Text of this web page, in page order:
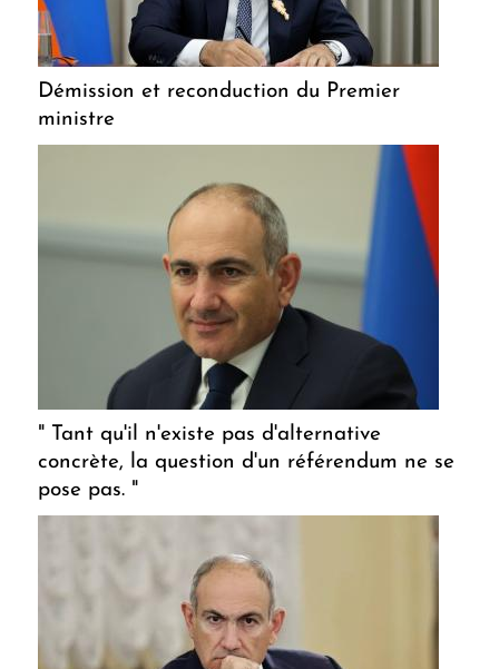
Démission et reconduction du Premier
ministre
" Tant qu'il n'existe pas d'alternative
concrète, la question d'un référendum ne se
pose pas. "